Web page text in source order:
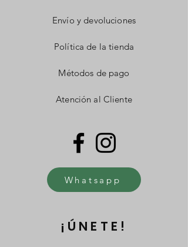
Envío y devoluciones
Política de la tienda
Métodos de pago
Atención al Cliente
Whatsapp
¡ÚNETE!